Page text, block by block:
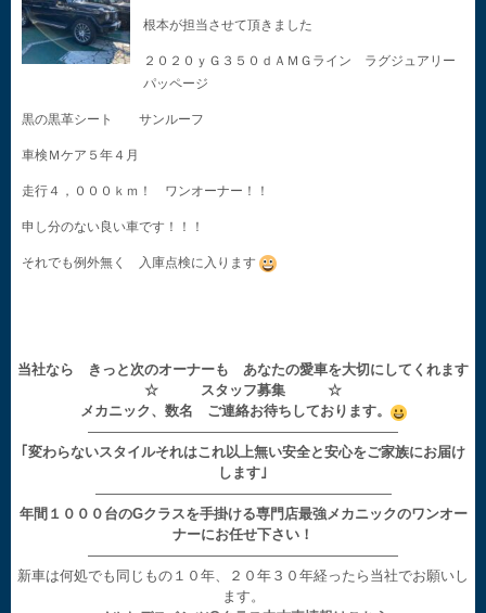
根本が担当させて頂きました
２０２０ｙＧ３５０ｄＡＭＧライン ラグジュアリー
パッページ
黒の黒革シート サンルーフ
車検Ｍケア５年４月
走行４，０００ｋｍ！ ワンオーナー！！
申し分のない良い車です！！！
それでも例外無く 入庫点検に入ります
当社なら きっと次のオーナーも あなたの愛車を大切にしてくれます
☆ スタッフ募集 ☆
メカニック、数名 ご連絡お待ちしております。
——————————————————————
｢変わらないスタイルそれはこれ以上無い安全と安心をご家族にお届け
します｣
—————————————————————
年間１０００台のGクラスを手掛ける専門店最強メカニックのワンオー
ナーにお任せ下さい！
——————————————————————
新車は何処でも同じもの１０年、２０年３０年経ったら当社でお願いし
ます。